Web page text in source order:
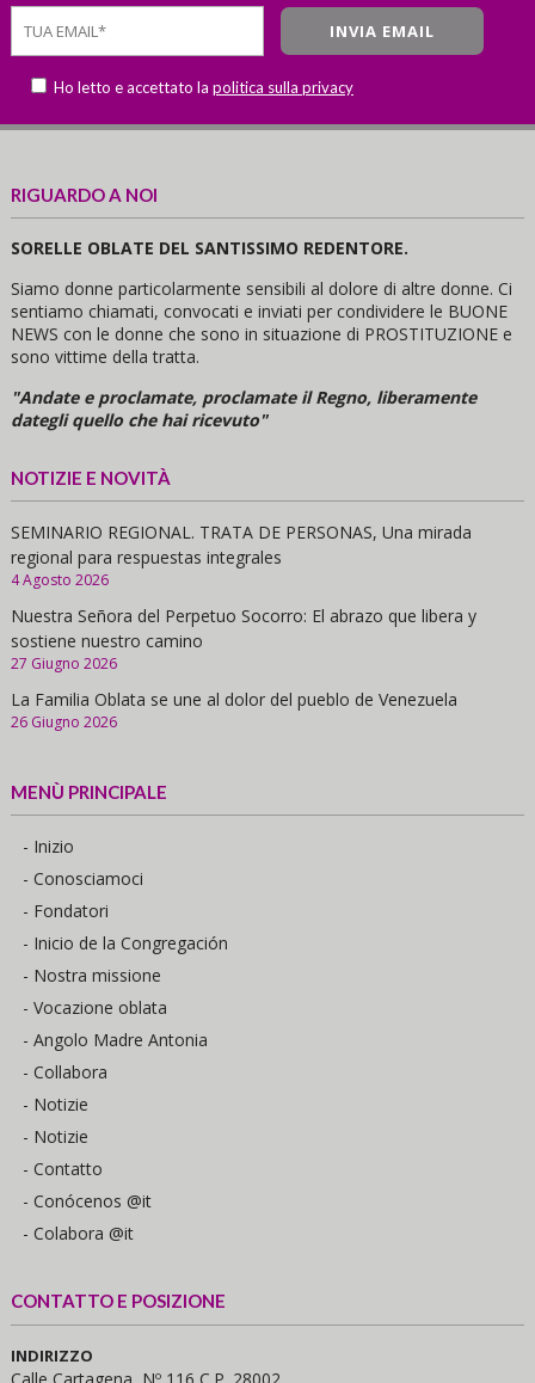
Ho letto e accettato la politica sulla privacy
RIGUARDO A NOI
SORELLE OBLATE DEL SANTISSIMO REDENTORE.
Siamo donne particolarmente sensibili al dolore di altre donne. Ci
sentiamo chiamati, convocati e inviati per condividere le BUONE
NEWS con le donne che sono in situazione di PROSTITUZIONE e
sono vittime della tratta.
"Andate e proclamate, proclamate il Regno, liberamente
dategli quello che hai ricevuto"
NOTIZIE E NOVITÀ
SEMINARIO REGIONAL. TRATA DE PERSONAS, Una mirada
regional para respuestas integrales
4 Agosto 2026
Nuestra Señora del Perpetuo Socorro: El abrazo que libera y
sostiene nuestro camino
27 Giugno 2026
La Familia Oblata se une al dolor del pueblo de Venezuela
26 Giugno 2026
MENÙ PRINCIPALE
- Inizio
- Conosciamoci
- Fondatori
- Inicio de la Congregación
- Nostra missione
- Vocazione oblata
- Angolo Madre Antonia
- Collabora
- Notizie
- Notizie
- Contatto
- Conócenos @it
- Colabora @it
CONTATTO E POSIZIONE
INDIRIZZO